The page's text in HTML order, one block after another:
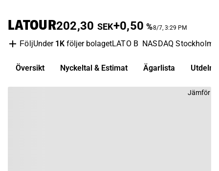
LATOUR202,30 SEK+0,50 %8/7, 3:29 PM
FöljUnder 1K följer bolagetLATO B NASDAQ Stockholm
Översikt Nyckeltal & Estimat Ägarlista
Jämför